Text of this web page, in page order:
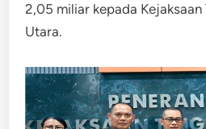
2,05 miliar kepada Kejaksaan
Utara.